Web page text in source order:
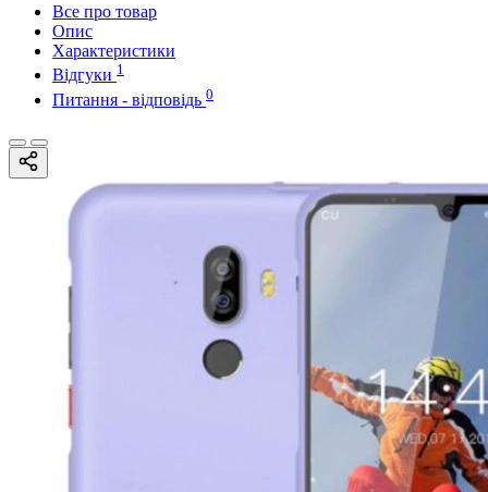
Все про товар
Опис
Характеристики
Відгуки 1
Питання - відповідь 0